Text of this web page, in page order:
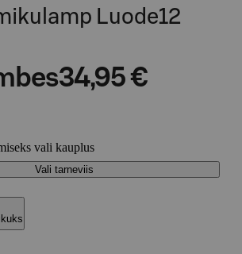
Luode12
34,95 €
vali kauplus
Vali tarneviis